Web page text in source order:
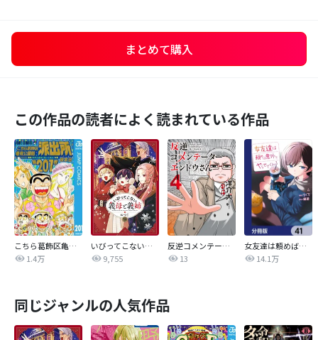
まとめて購入
この作品の読者によく読まれている作品
こちら葛飾区亀有公園前派出所
1.4万
いびってこない義母と義姉
9,755
反逆コメンテーターエンドウさん
13
女友達は頼めば意外とヤらせてくれる【分冊版】
14.1万
同じジャンルの人気作品